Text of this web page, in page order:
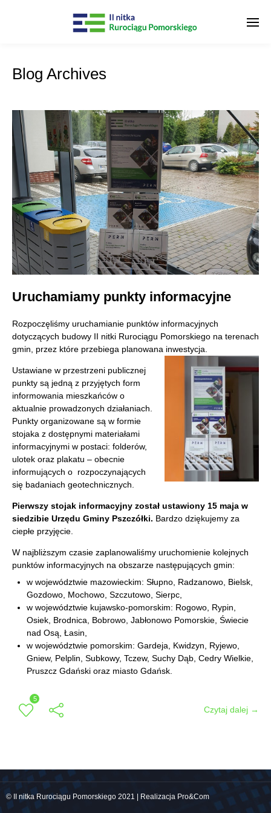
Blog Archives
Uruchamiamy punkty informacyjne
Rozpoczęliśmy uruchamianie punktów informacyjnych
dotyczących budowy II nitki Rurociągu Pomorskiego na terenach
gmin, przez które przebiega planowana inwestycja.
Ustawiane w przestrzeni publicznej
punkty są jedną z przyjętych form
informowania mieszkańców o
aktualnie prowadzonych działaniach.
Punkty organizowane są w formie
stojaka z dostępnymi materiałami
informacyjnymi w postaci: folderów,
ulotek oraz plakatu – obecnie
informujących o rozpoczynających
się badaniach geotechnicznych.
Pierwszy stojak informacyjny został ustawiony 15 maja w
siedzibie Urzędu Gminy Pszczółki. Bardzo dziękujemy za
ciepłe przyjęcie.
W najbliższym czasie zaplanowaliśmy uruchomienie kolejnych
punktów informacyjnych na obszarze następujących gmin:
w województwie mazowieckim: Słupno, Radzanowo, Bielsk,
Gozdowo, Mochowo, Szczutowo, Sierpc,
w województwie kujawsko-pomorskim: Rogowo, Rypin,
Osiek, Brodnica, Bobrowo, Jabłonowo Pomorskie, Świecie
nad Osą, Łasin,
w województwie pomorskim: Gardeja, Kwidzyn, Ryjewo,
Gniew, Pelplin, Subkowy, Tczew, Suchy Dąb, Cedry Wielkie,
Pruszcz Gdański oraz miasto Gdańsk.
5
Czytaj dalej →
© II nitka Rurociągu Pomorskiego 2021 | Realizacja Pro&Com